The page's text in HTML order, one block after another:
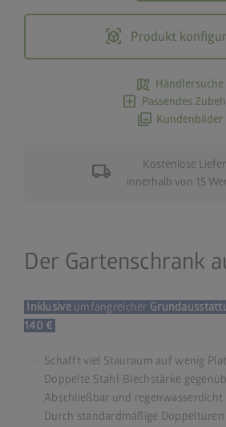
view_in_ar Produkt
map_search Händlersuche
add_box Passendes
photo_library Kundenbilder
local_shipping
Kostenlose
innerhalb von 15
Der Gartenschrank
Inklusive umfangreicher
140 €
Schafft viel Stauraum auf wenig
Doppelte Stahl-Blechstärke
Abschließbar und regenwasserdicht
Durch standardmäßige